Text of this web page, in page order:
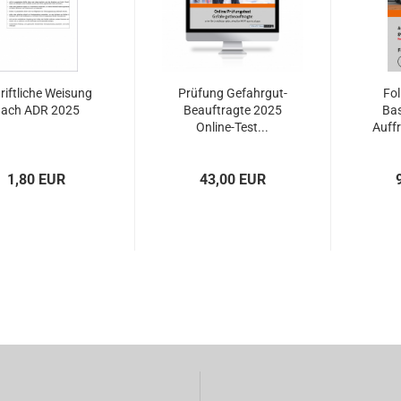
Weisung
ADR 2025
1,80 EUR
Prüfung Gefahrgut-
Beauftragte 2025
Online-Test...
43,00 EUR